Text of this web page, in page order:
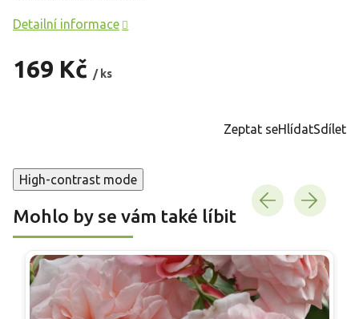
169 Kč / ks
Detailní informace
Zeptat seHlídatSdílet
High-contrast mode
Mohlo by se vám také líbit